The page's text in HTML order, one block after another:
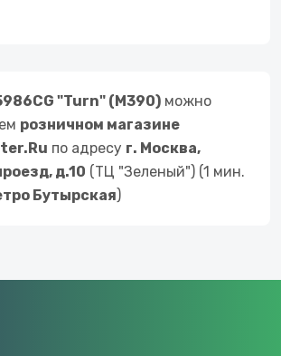
"Turn" (M390) можно
розничном магазине
по адресу г. Москва,
д.10 (ТЦ "Зеленый") (1 мин.
Бутырская)